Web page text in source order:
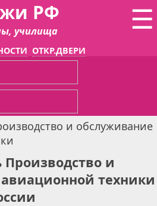
☰
РФ
училища
ОТКР.ДВЕРИ
и обслуживание
Производство и
техники